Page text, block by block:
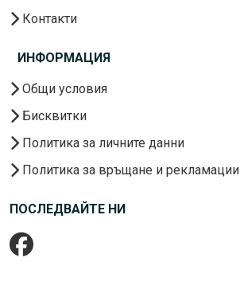
Контакти
ИНФОРМАЦИЯ
Общи условия
Бисквитки
Политика за личните данни
Политика за връщане и рекламации
ПОСЛЕДВАЙТЕ НИ